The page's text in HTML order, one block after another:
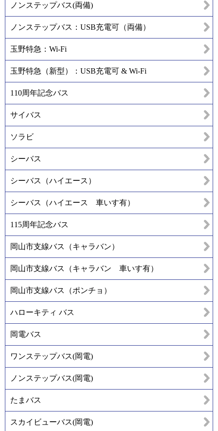
ノンステップバス(両備)
ノンステップバス：USB充電可（両備）
玉野特急：Wi-Fi
玉野特急（新型）：USB充電可 & Wi-Fi
110周年記念バス
サイバス
ソラビ
シーバス
シーバス（ハイエース）
シーバス（ハイエース 車いす有）
115周年記念バス
岡山市支線バス（キャラバン）
岡山市支線バス（キャラバン 車いす有）
岡山市支線バス（ポンチョ）
ハローキティ バス
岡電バス
ワンステップバス(岡電)
ノンステップバス(岡電)
たまバス
スカイビューバス(岡電)